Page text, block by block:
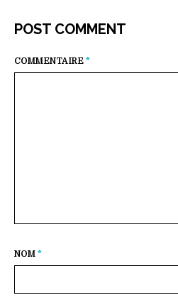
POST COMMENT
COMMENTAIRE *
NOM *